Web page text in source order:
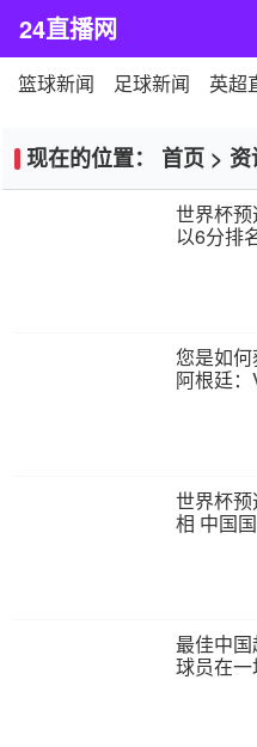
24直播网
篮球新闻 足球新闻 英超
现在的位置： 首页 >
世界杯
以6分排
您是如
阿根廷
世界杯
相 中国
最佳中
球员在